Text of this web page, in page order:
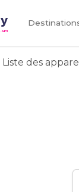
Liste des